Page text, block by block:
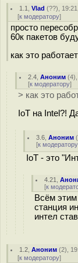
1.1 ,Vlad (??),
[к модератору]
просто
60к пакетов
как это
2.4 ,Аноним (4
[к модератору]
> как это
IoT на Intel?!
3.6 ,Аноним (
[к модератору
IoT - это
4.21 ,
[к
Всём
станция
интел
1.2 ,Аноним (2),
[к модератору]